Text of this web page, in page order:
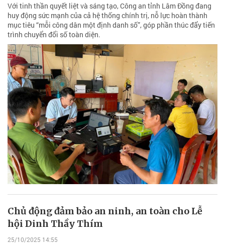
Với tinh thần quyết liệt và sáng tạo, Công an tỉnh Lâm Đồng đang
huy động sức mạnh của cả hệ thống chính trị, nỗ lực hoàn thành
mục tiêu “mỗi công dân một định danh số”, góp phần thúc đẩy tiến
trình chuyển đổi số toàn diện.
Chủ động đảm bảo an ninh, an toàn cho Lễ
hội Dinh Thầy Thím
25/10/2025 14:55